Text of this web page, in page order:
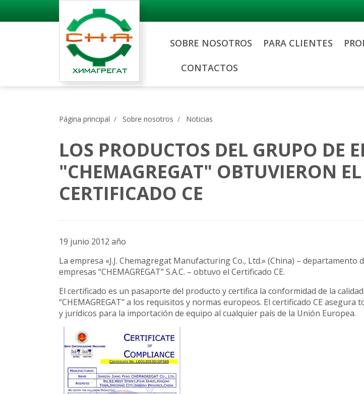
SOBRE NOSOTROS PARA CLIENTES
CONTACTOS
Página principal Sobre nosotros Noticias
LOS PRODUCTOS DEL GRUPO DE
"CHEMAGREGAT" OBTUVIERON EL
CERTIFICADO CE
19 junio 2012 año
La empresa «J.J. Chemagregat Manufacturing Co., Ltd.» (China) – departamento
empresas “CHEMAGREGAT” S.A.C. – obtuvo el Certificado CE.
El certificado es un pasaporte del producto y certifica la conformidad de la
“CHEMAGREGAT” a los requisitos y normas europeos. El certificado CE asegura
y jurídicos para la importación de equipo al cualquier país de la Unión Europea.